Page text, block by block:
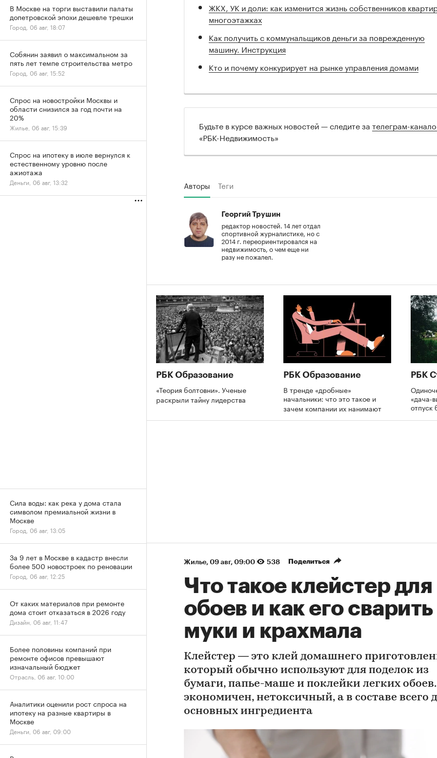
ЖКХ, УК и доли: как изменится жизнь собственников
многоэтажках
Как получить с коммунальщиков деньги за поврежденную
машину. Инструкция
Кто и почему конкурирует на рынке управления домами
Будьте в курсе важных новостей — следите за телеграм-
«РБК-Недвижимость»
Авторы Теги
Георгий Трушин
редактор новостей. 14 лет отдал
спортивной журналистике, но с
2014 г. переориентировался на
недвижимость, о чем еще ни
разу не пожалел.
РБК Образование
«Теория болтовни». Ученые
раскрыли тайну лидерства
РБК Образование
В тренде «дробные»
начальники: что это такое и
зачем компании их нанимают
РБК
«дача-
отпуск
Жилье⁠, 09 авг, 09:00 538 Поделиться
Что такое клейстер для
обоев и как его сварить
муки и крахмала
Клейстер — это клей домашнего
который обычно используют для поделок из
бумаги, папье-маше и поклейки легких
экономичен, нетоксичный, а в составе всего
основных ингредиента
В Москве на торги выставили палаты
допетровской эпохи дешевле трешки
Город, 06 авг, 18:07
Собянин заявил о максимальном за
пять лет темпе строительства метро
Город, 06 авг, 15:52
Спрос на новостройки Москвы и
области снизился за год почти на
20%
Жилье, 06 авг, 15:39
Спрос на ипотеку в июле вернулся к
естественному уровню после
ажиотажа
Деньги, 06 авг, 13:32
Сила воды: как река у дома стала
символом премиальной жизни в
Москве
Город, 06 авг, 13:05
За 9 лет в Москве в кадастр внесли
более 500 новостроек по реновации
Город, 06 авг, 12:25
От каких материалов при ремонте
дома стоит отказаться в 2026 году
Дизайн, 06 авг, 11:47
Более половины компаний при
ремонте офисов превышают
изначальный бюджет
Отрасль, 06 авг, 10:00
Аналитики оценили рост спроса на
ипотеку на разные квартиры в
Москве
Деньги, 06 авг, 09:00